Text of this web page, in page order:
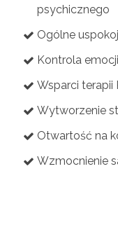
psychicznego
Ogólne
Kontrola
Wsparci terapii
Wytworzenie
Otwartość na
Wzmocnienie